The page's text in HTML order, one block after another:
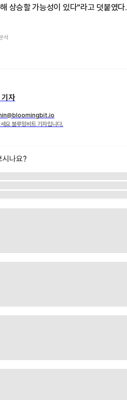
상승할 가능성이 있다"라고 덧붙였다.
석
자
요 블루밍비트 기자입니다.
시나요?